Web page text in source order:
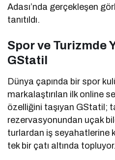
Adası’nda gerçekleşen
tanıtıldı.
Spor ve Turizmde
GStatil
Dünya çapında bir spor
markalaştırılan ilk online
özelliğini taşıyan GStatil;
rezervasyonundan uçak
turlardan iş seyahatlerine
tek bir çatı altında topluyor.